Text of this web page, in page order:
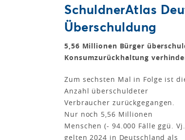
SchuldnerAtlas
Überschuldung
5,56 Millionen Bürger
Konsumzurückhaltung
Zum sechsten Mal in Folge ist
Anzahl überschuldeter
Verbraucher zurückgegangen.
Nur noch 5,56 Millionen
Menschen (- 94.000 Fälle ggü.
gelten 2024 in Deutschland als